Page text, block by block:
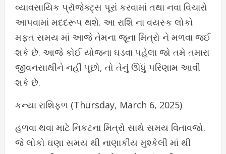
વ્યાવસાયિક પ્રૉજેક્ટ્સ પૂરાં કરવામાં તથા નવા વિચારો
આપવામાં મદદરૂપ થશે. આ રાશિ ના વયસ્ક લોકો
મફત સમય માં આજે તેમના જૂના મિત્રો ને મળવા જઈ
શકે છે. આજે કોઈ યોજના ઘડવા પહેલા જો તમે તમારા
જીવનસાથીને નહીં પૂછો, તો તેનું ઊંધું પરિણામ આવી
શકે છે.
કન્યા રાશિફળ (Thursday, March 6, 2025)
હળવા થવા માટે નિકટના મિત્રો સાથે સમય વિતાવજો.
જે લોકો ઘણા સમય થી નાણાકીય મુશ્કેલી માં થી